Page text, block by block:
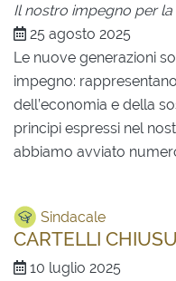
Il nostro impegno per
25 agosto 2025
Le nuove generazioni
impegno:
dell’economia e della
principi espressi nel
abbiamo avviato
Sindacale
CARTELLI
10 luglio 2025